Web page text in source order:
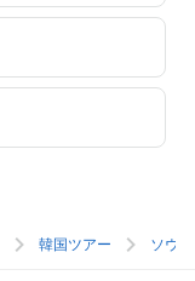
韓国ツアー ソウ